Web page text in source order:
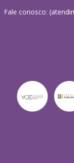
Fale conosco: